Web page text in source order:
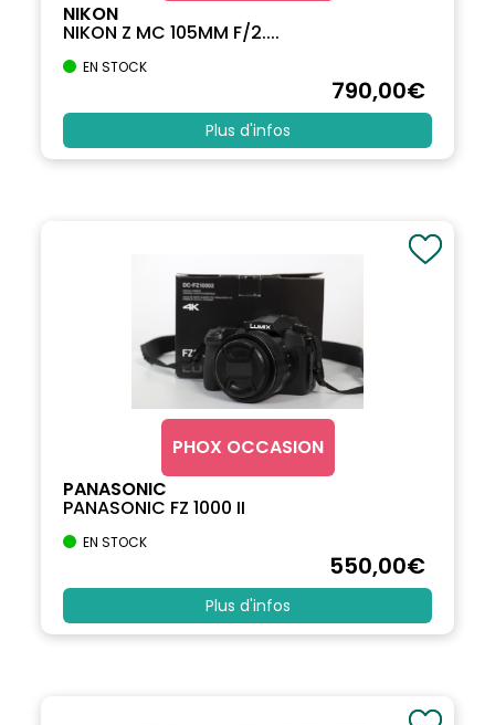
NIKON
NIKON Z MC 105MM F/2....
EN STOCK
790,00€
Plus d'infos
PHOX OCCASION
PANASONIC
PANASONIC FZ 1000 II
EN STOCK
550,00€
Plus d'infos